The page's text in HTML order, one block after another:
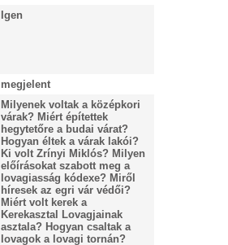
Igen
megjelent
Milyenek voltak a középkori
várak? Miért építettek
hegytetőre a budai várat?
Hogyan éltek a várak lakói?
Ki volt Zrínyi Miklós? Milyen
előírásokat szabott meg a
lovagiasság kódexe? Miről
híresek az egri vár védői?
Miért volt kerek a
Kerekasztal Lovagjainak
asztala? Hogyan csaltak a
lovagok a lovagi tornán?